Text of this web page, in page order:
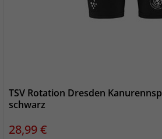
TSV Rotation Dresden
schwarz
Preis
28,99 €